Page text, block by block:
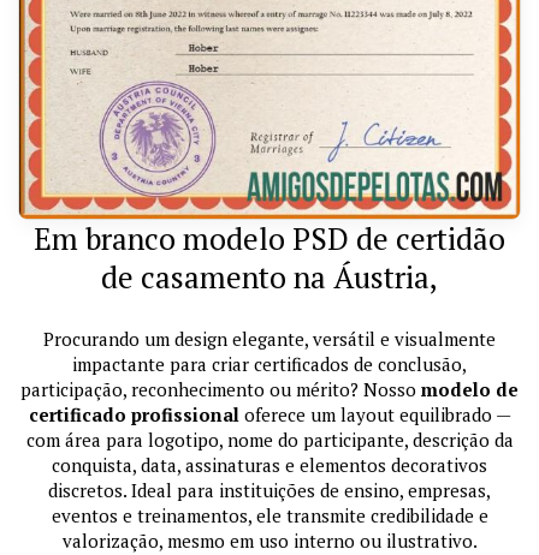
Em branco modelo PSD de certidão
de casamento na Áustria,
Procurando um design elegante, versátil e visualmente
impactante para criar certificados de conclusão,
participação, reconhecimento ou mérito? Nosso modelo de
certificado profissionaloferece um layout equilibrado —
com área para logotipo, nome do participante, descrição da
conquista, data, assinaturas e elementos decorativos
discretos. Ideal para instituições de ensino, empresas,
eventos e treinamentos, ele transmite credibilidade e
valorização, mesmo em uso interno ou ilustrativo.